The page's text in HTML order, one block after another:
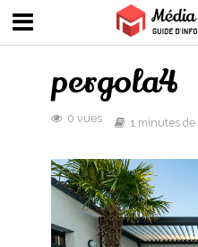
pergola4
0 vues 1 minutes